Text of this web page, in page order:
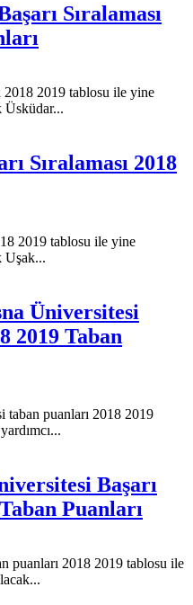
Sıralaması
2018 2019 tablosu ile yine
Üsküdar...
Sıralaması 2018
2019 tablosu ile yine
Uşak...
Üniversitesi
2019 Taban
taban puanları 2018 2019
Başarı
Puanları
puanları 2018 2019 tablosu ile